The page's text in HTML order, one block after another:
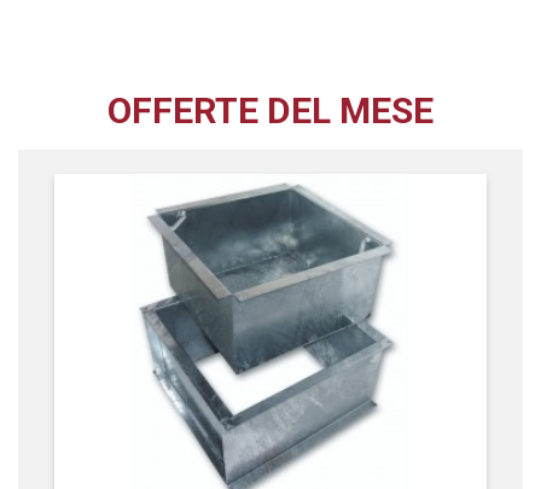
OFFERTE DEL MESE